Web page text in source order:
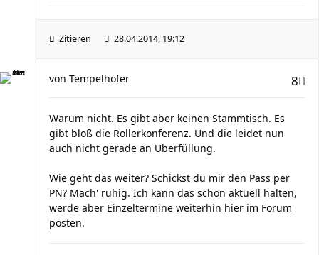
Zitieren 28.04.2014, 19:12
8
von Tempelhofer
Warum nicht. Es gibt aber keinen Stammtisch. Es
gibt bloß die Rollerkonferenz. Und die leidet nun
auch nicht gerade an Überfüllung.
Wie geht das weiter? Schickst du mir den Pass per
PN? Mach' ruhig. Ich kann das schon aktuell halten,
werde aber Einzeltermine weiterhin hier im Forum
posten.